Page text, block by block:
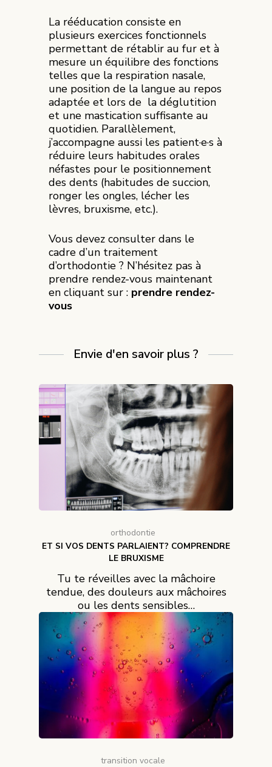
La rééducation consiste en
plusieurs exercices fonctionnels
permettant de rétablir au fur et à
mesure un équilibre des fonctions
telles que la respiration nasale,
une position de la langue au repos
adaptée et lors de la déglutition
et une mastication suffisante au
quotidien. Parallèlement,
j’accompagne aussi les patient·e·s à
réduire leurs habitudes orales
néfastes pour le positionnement
des dents (habitudes de succion,
ronger les ongles, lécher les
lèvres, bruxisme, etc.).
Vous devez consulter dans le
cadre d’un traitement
d’orthodontie ? N’hésitez pas à
prendre rendez-vous maintenant
en cliquant sur : prendre rendez-
vous
Envie d'en savoir plus ?
orthodontie
ET SI VOS DENTS PARLAIENT? COMPRENDRE
LE BRUXISME
Tu te réveilles avec la mâchoire
tendue, des douleurs aux mâchoires
ou les dents sensibles…
transition vocale